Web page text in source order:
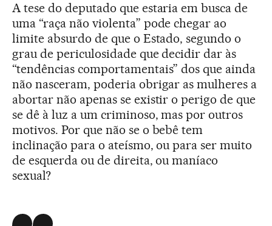
A tese do deputado que estaria em busca de
uma “raça não violenta” pode chegar ao
limite absurdo de que o Estado, segundo o
grau de periculosidade que decidir dar às
“tendências comportamentais” dos que ainda
não nasceram, poderia obrigar as mulheres a
abortar não apenas se existir o perigo de que
se dê à luz a um criminoso, mas por outros
motivos. Por que não se o bebê tem
inclinação para o ateísmo, ou para ser muito
de esquerda ou de direita, ou maníaco
sexual?